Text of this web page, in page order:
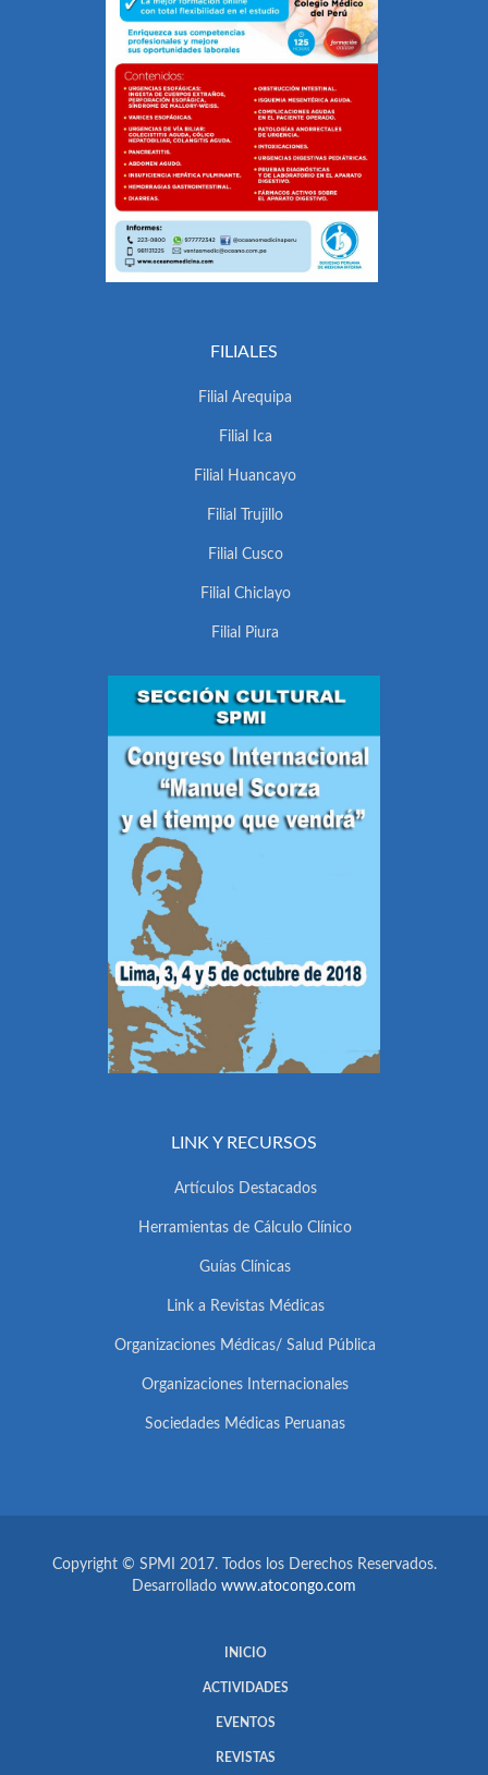
FILIALES
Filial Arequipa
Filial Ica
Filial Huancayo
Filial Trujillo
Filial Cusco
Filial Chiclayo
Filial Piura
LINK Y RECURSOS
Artículos Destacados
Herramientas de Cálculo Clínico
Guías Clínicas
Link a Revistas Médicas
Organizaciones Médicas/ Salud Pública
Organizaciones Internacionales
Sociedades Médicas Peruanas
Copyright © SPMI 2017. Todos los Derechos Reservados.
Desarrollado www.atocongo.com
INICIO
ACTIVIDADES
EVENTOS
REVISTAS